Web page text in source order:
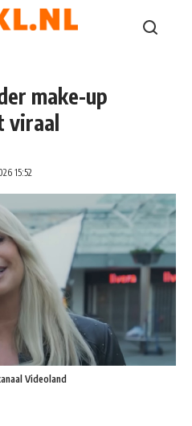
make-up
viraal
15:52
Videoland